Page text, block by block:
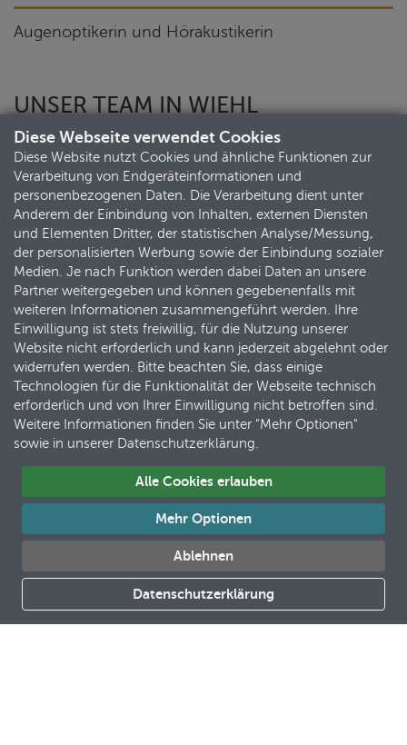
Diese Webseite verwendet Cookies
Diese Website nutzt Cookies und ähnliche Funktionen zur
Verarbeitung von Endgeräteinformationen und
personenbezogenen Daten. Die Verarbeitung dient unter
Anderem der Einbindung von Inhalten, externen Diensten
und Elementen Dritter, der statistischen Analyse/Messung,
der personalisierten Werbung sowie der Einbindung sozialer
Medien. Je nach Funktion werden dabei Daten an unsere
Partner weitergegeben und können gegebenenfalls mit
weiteren Informationen zusammengeführt werden. Ihre
Einwilligung ist stets freiwillig, für die Nutzung unserer
Website nicht erforderlich und kann jederzeit abgelehnt oder
widerrufen werden. Bitte beachten Sie, dass einige
Technologien für die Funktionalität der Webseite technisch
erforderlich und von Ihrer Einwilligung nicht betroffen sind.
Weitere Informationen finden Sie unter "Mehr Optionen"
sowie in unserer Datenschutzerklärung.
Alle Cookies erlauben
Mehr Optionen
Ablehnen
Datenschutzerklärung
Augenoptikerin und Hörakustikerin
UNSER TEAM IN WIEHL
(MEDICENTER)
KAUNE
Hörakustikermeister, Pädakustiker